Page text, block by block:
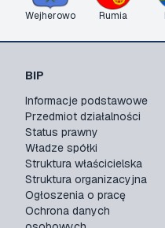
Wejherowo Rumia
BIP
Informacje podstawowe
Przedmiot działalności
Status prawny
Władze spółki
Struktura właścicielska
Struktura organizacyjna
Ogłoszenia o pracę
Ochrona danych